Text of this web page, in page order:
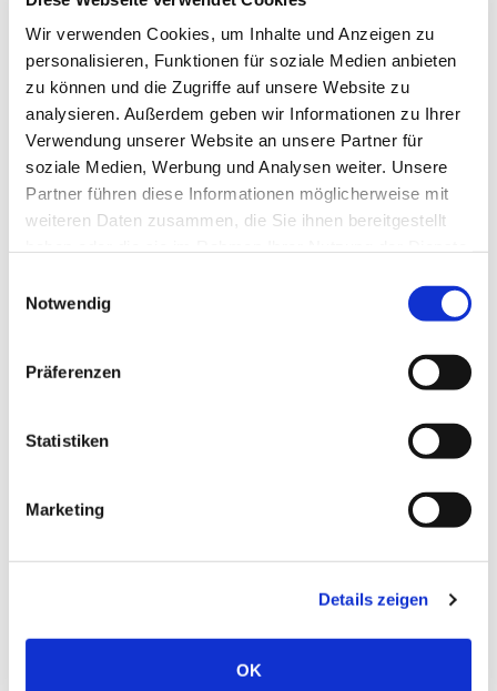
Wir verwenden Cookies, um Inhalte und Anzeigen zu
personalisieren, Funktionen für soziale Medien anbieten
zu können und die Zugriffe auf unsere Website zu
analysieren. Außerdem geben wir Informationen zu Ihrer
Verwendung unserer Website an unsere Partner für
soziale Medien, Werbung und Analysen weiter. Unsere
Partner führen diese Informationen möglicherweise mit
weiteren Daten zusammen, die Sie ihnen bereitgestellt
Notwendig
Präferenzen
Statistiken
Marketing
Details zeigen
OK
Klinik für Plastische und Ästhetische Chirurgie -
Handchirurgie - Wiederherstellungschirurgie
02403 76 - 1256
Mail schreiben
Kontakt für Notfälle
02403 76 - 1421 oder